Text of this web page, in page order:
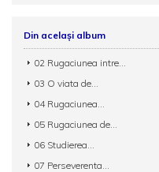
Din același album
02 Rugaciunea intre...
03 O viata de...
04 Rugaciunea...
05 Rugaciunea de...
06 Studierea...
07 Perseverenta...